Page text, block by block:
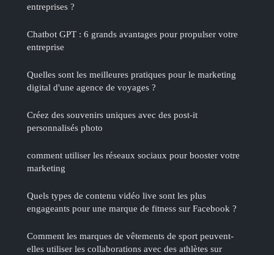
entreprises ?
Chatbot GPT : 6 grands avantages pour propulser votre
entreprise
Quelles sont les meilleures pratiques pour le marketing
digital d'une agence de voyages ?
Créez des souvenirs uniques avec des post-it
personnalisés photo
comment utiliser les réseaux sociaux pour booster votre
marketing
Quels types de contenu vidéo live sont les plus
engageants pour une marque de fitness sur Facebook ?
Comment les marques de vêtements de sport peuvent-
elles utiliser les collaborations avec des athlètes sur